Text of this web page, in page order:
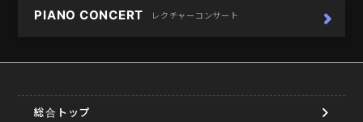
PIANO CONCERT レクチャーコンサート
総合トップ